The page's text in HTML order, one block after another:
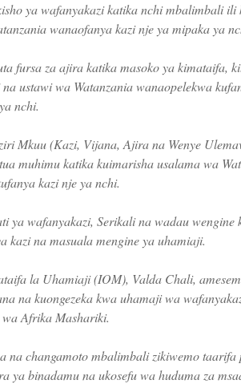
ya wafanyakazi katika nchi mbalimbali ili
wanaofanya kazi nje ya mipaka ya
fursa za ajira katika masoko ya kimataifa,
ustawi wa Watanzania wanaopelekwa
ya nchi.
Mkuu (Kazi, Vijana, Ajira na Wenye
muhimu katika kuimarisha usalama wa
kazi nje ya nchi.
ya wafanyakazi, Serikali na wadau wengine
kazi na masuala mengine ya uhamiaji.
la Uhamiaji (IOM), Valda Chali,
na kuongezeka kwa uhamaji wa
Afrika Mashariki.
changamoto mbalimbali zikiwemo taarifa
ya binadamu na ukosefu wa huduma za